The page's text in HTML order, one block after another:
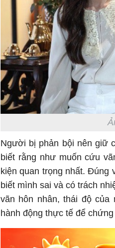
Người bị phản bội nên giữ
biết rằng như muốn cứu
kiện quan trọng nhất. Đúng
biết mình sai và có trách
vãn hôn nhân, thái độ của
hành động thực tế để